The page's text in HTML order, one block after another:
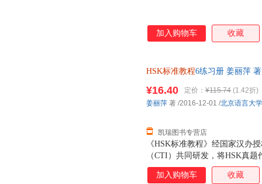
加入购物车 收藏
HSK标准教程6练习册 姜丽萍
《HSK标准教程》经国家汉办
（CTI）共同研发，将HSK真
悉的话题、科学严谨的课程设
的全方位对接，是一套充分体
¥16.40 定价： ¥115.74 (1.42折)
凯瑞图书专营店
姜丽萍 著 /2016-12-01 /北京语言大
加入购物车 收藏